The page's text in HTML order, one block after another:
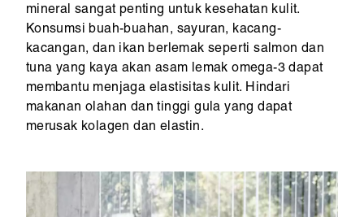
mineral sangat penting untuk kesehatan kulit.
Konsumsi buah-buahan, sayuran, kacang-
kacangan, dan ikan berlemak seperti salmon dan
tuna yang kaya akan asam lemak omega-3 dapat
membantu menjaga elastisitas kulit. Hindari
makanan olahan dan tinggi gula yang dapat
merusak kolagen dan elastin.